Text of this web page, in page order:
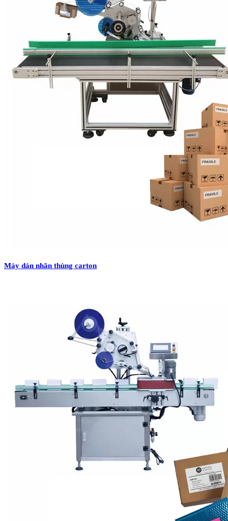
Máy dán nhãn thùng carton